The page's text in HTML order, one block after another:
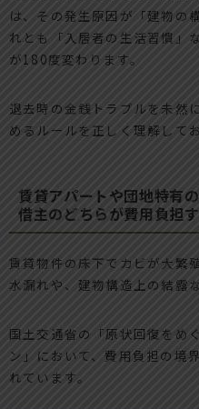
は、その発生原因が「建物の
れとも「入居者の生活習慣」
が180度変わります。
退去時の金銭トラブルを未然
めるルールを正しく理解して
賃貸アパートや団地特有
借主のどちらが費用負担
賃貸物件の床下でカビが大繁
水漏れや、建物構造上の結露
国土交通省の「原状回復をめ
ン」において、費用負担の境
れています。